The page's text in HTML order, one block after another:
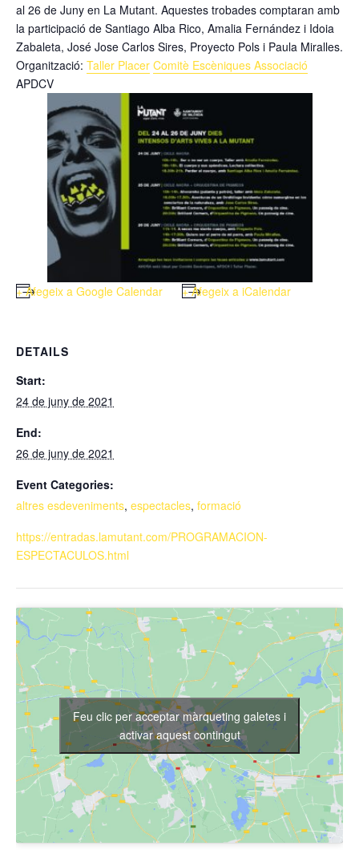
al 26 de Juny en La Mutant. Aquestes trobades comptaran amb
la participació de Santiago Alba Rico, Amalia Fernández i Idoia
Zabaleta, José Jose Carlos Sires, Proyecto Pols i Paula Miralles.
Organització: Taller Placer Comitè Escèniques Associació
APDCV
+ Afegeix a Google Calendar + Afegeix a iCalendar
DETAILS
Start:
24 de juny de 2021
End:
26 de juny de 2021
Event Categories:
altres esdeveniments, espectacles, formació
https://entradas.lamutant.com/PROGRAMACION-
ESPECTACULOS.html
Feu clic per acceptar màrqueting galetes i
activar aquest contingut